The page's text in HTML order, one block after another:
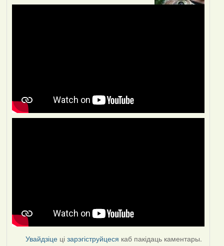
Увайдзіце цізарэгіструйцеся каб пакідаць каментары.